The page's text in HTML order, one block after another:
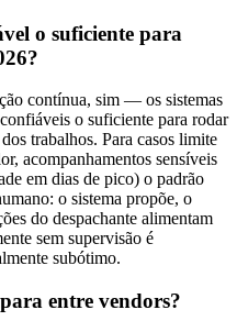
o suficiente para
contínua, sim — os sistemas
o suficiente para rodar
trabalhos. Para casos limite
acompanhamentos sensíveis
em dias de pico) o padrão
o sistema propõe, o
do despachante alimentam
sem supervisão é
subótimo.
entre vendors?